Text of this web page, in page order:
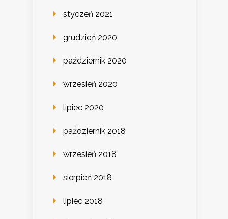
styczeń 2021
grudzień 2020
październik 2020
wrzesień 2020
lipiec 2020
październik 2018
wrzesień 2018
sierpień 2018
lipiec 2018